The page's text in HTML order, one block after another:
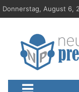
S
k
Donnerstag, August 6,
Neue-
Presseportal,